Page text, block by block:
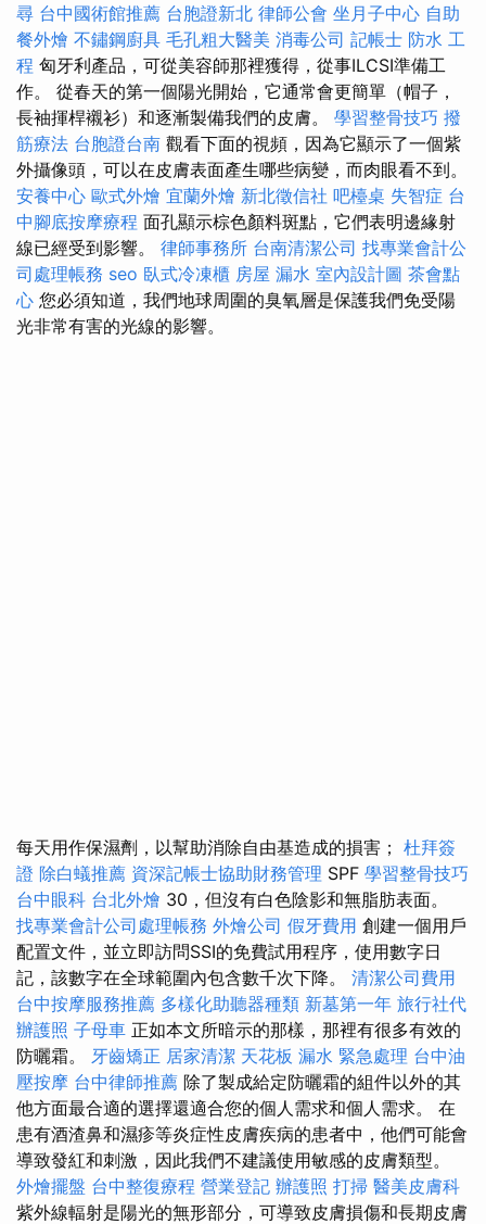
尋 台中國術館推薦 台胞證新北 律師公會 坐月子中心 自助
餐外燴 不鏽鋼廚具 毛孔粗大醫美 消毒公司 記帳士 防水 工
程 匈牙利產品，可從美容師那裡獲得，從事ILCSI準備工
作。 從春天的第一個陽光開始，它通常會更簡單（帽子，
長袖揮桿襯衫）和逐漸製備我們的皮膚。 學習整骨技巧 撥
筋療法 台胞證台南 觀看下面的視頻，因為它顯示了一個紫
外攝像頭，可以在皮膚表面產生哪些病變，而肉眼看不到。
安養中心 歐式外燴 宜蘭外燴 新北徵信社 吧檯桌 失智症 台
中腳底按摩療程 面孔顯示棕色顏料斑點，它們表明邊緣射
線已經受到影響。 律師事務所 台南清潔公司 找專業會計公
司處理帳務 seo 臥式冷凍櫃 房屋 漏水 室內設計圖 茶會點
心 您必須知道，我們地球周圍的臭氧層是保護我們免受陽
光非常有害的光線的影響。
每天用作保濕劑，以幫助消除自由基造成的損害； 杜拜簽
證 除白蟻推薦 資深記帳士協助財務管理 SPF 學習整骨技巧
台中眼科 台北外燴 30，但沒有白色陰影和無脂肪表面。
找專業會計公司處理帳務 外燴公司 假牙費用 創建一個用戶
配置文件，並立即訪問SSI的免費試用程序，使用數字日
記，該數字在全球範圍內包含數千次下降。 清潔公司費用
台中按摩服務推薦 多樣化助聽器種類 新墓第一年 旅行社代
辦護照 子母車 正如本文所暗示的那樣，那裡有很多有效的
防曬霜。 牙齒矯正 居家清潔 天花板 漏水 緊急處理 台中油
壓按摩 台中律師推薦 除了製成給定防曬霜的組件以外的其
他方面最合適的選擇還適合您的個人需求和個人需求。 在
患有酒渣鼻和濕疹等炎症性皮膚疾病的患者中，他們可能會
導致發紅和刺激，因此我們不建議使用敏感的皮膚類型。
外燴擺盤 台中整復療程 營業登記 辦護照 打掃 醫美皮膚科
紫外線輻射是陽光的無形部分，可導致皮膚損傷和長期皮膚